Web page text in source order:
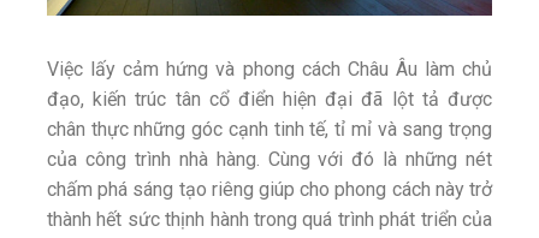
Việc lấy cảm hứng và phong cách Châu Âu làm chủ
đạo, kiến trúc tân cổ điển hiện đại đã lột tả được
chân thực những góc cạnh tinh tế, tỉ mỉ và sang trọng
của công trình nhà hàng. Cùng với đó là những nét
chấm phá sáng tạo riêng giúp cho phong cách này trở
thành hết sức thịnh hành trong quá trình phát triển của